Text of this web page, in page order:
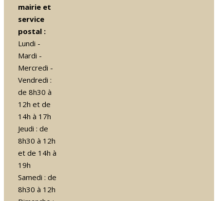
mairie et
service
postal :
Lundi -
Mardi -
Mercredi -
Vendredi :
de 8h30 à
12h et de
14h à 17h
Jeudi : de
8h30 à 12h
et de 14h à
19h
Samedi : de
8h30 à 12h